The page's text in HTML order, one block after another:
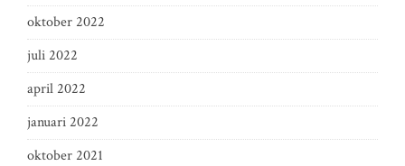
oktober 2022
juli 2022
april 2022
januari 2022
oktober 2021